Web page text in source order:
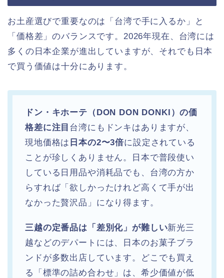
お土産選びで重要なのは「台湾で手に入るか」と
「価格差」のバランスです。2026年現在、台湾には
多くの日本企業が進出していますが、それでも日本
で買う価値は十分にあります。
ドン・キホーテ（DON DON DONKI）の価
格差に注目 台湾にもドンキはありますが、
現地価格は 日本の2〜3倍に設定されている
ことが珍しくありません。日本で普段使い
している日用品や消耗品でも、台湾の方か
らすれば「欲しかったけれど高くて手が出
なかった贅沢品」になり得ます。
三越の定番品は「差別化」が難しい新光三
越などのデパートには、日本のお菓子ブラ
ンドが多数出店しています。どこでも買え
る「標準の詰め合わせ」は、希少価値が低